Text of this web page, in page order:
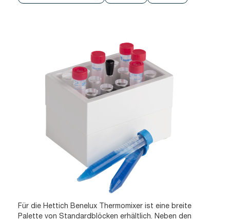
Für die Hettich Benelux Thermomixer ist eine breite
Palette von Standardblöcken erhältlich. Neben den